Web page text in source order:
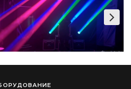
производителей — по